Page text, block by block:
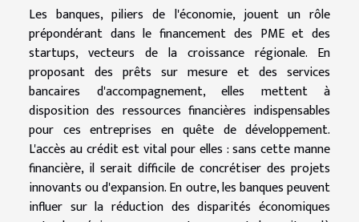
Les banques, piliers de l'économie, jouent un rôle
prépondérant dans le financement des PME et des
startups, vecteurs de la croissance régionale. En
proposant des prêts sur mesure et des services
bancaires d'accompagnement, elles mettent à
disposition des ressources financières indispensables
pour ces entreprises en quête de développement.
L'accès au crédit est vital pour elles : sans cette manne
financière, il serait difficile de concrétiser des projets
innovants ou d'expansion. En outre, les banques peuvent
influer sur la réduction des disparités économiques